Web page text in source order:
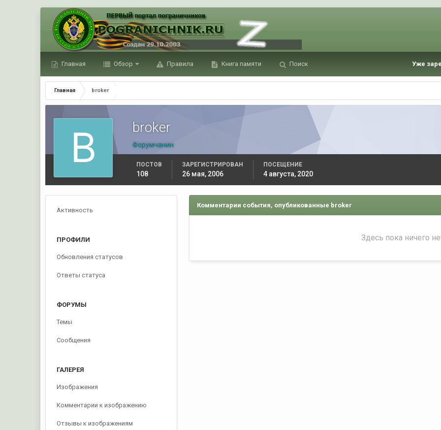
Главная Обзор Правила Книга памяти Поиск Уже
Главная broker
broker
Форумчанин
ПОСТОВ
108
ЗАРЕГИСТРИРОВАН
26 мая, 2006
ПОСЕЩЕНИЕ
4 августа, 2020
Активность
ПРОФИЛИ
Обновления статусов
Ответы статуса
ФОРУМЫ
Темы
Сообщения
ГАЛЕРЕЯ
Изображения
Комментарии к изображению
Отзывы к изображениям
Комментарии события, опубликованные broker
Здесь пока ничего